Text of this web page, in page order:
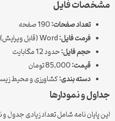
مشخصات فایل
تعداد صفحات:
فرمت فایل:
حجم فایل:حدود 12 مگابایت
قیمت:
دسته بندی:کشاورزی و محیط
جداول و نمودارها
این پایان نامه شامل تعداد زیادی جدول